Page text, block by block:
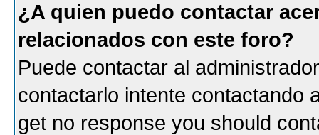
¿A quien puedo contactar
relacionados con este foro?
Puede contactar al
contactarlo intente contactando
get no response you should